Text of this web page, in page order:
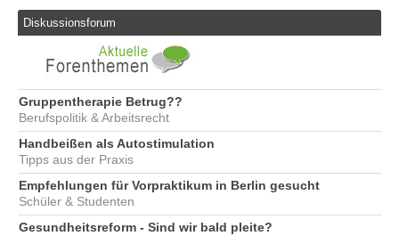
Diskussionsforum
Gruppentherapie Betrug??
Berufspolitik & Arbeitsrecht
Handbeißen als Autostimulation
Tipps aus der Praxis
Empfehlungen für Vorpraktikum in Berlin gesucht
Schüler & Studenten
Gesundheitsreform - Sind wir bald pleite?